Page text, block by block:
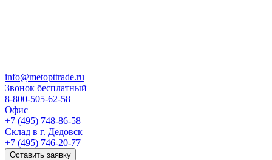
info@metopttrade.ru
Звонок бесплатный
8-800-505-62-58
Офис
+7 (495) 748-86-58
Склад в г. Дедовск
+7 (495) 746-20-77
Оставить заявку